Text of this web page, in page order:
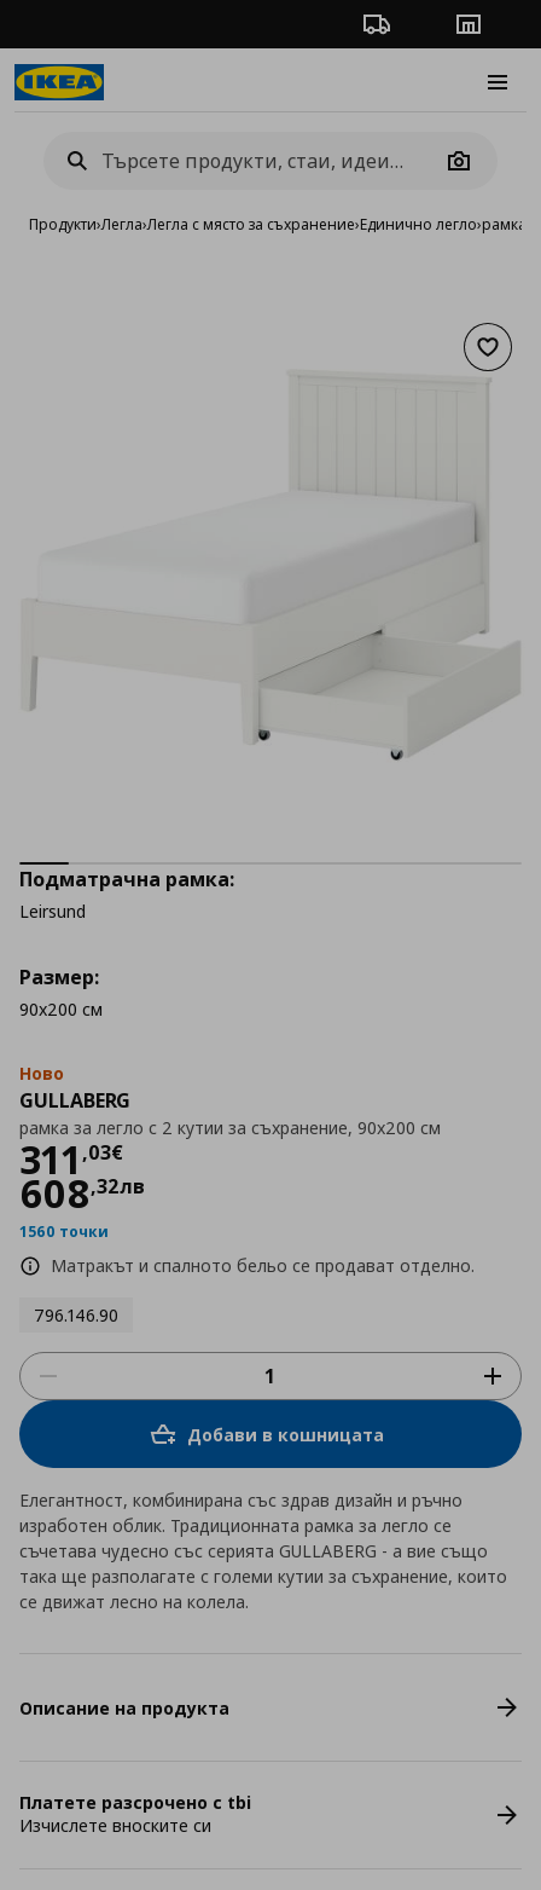
Проследяване на
Camera
Продукти›Легла›Легла с място за съхранение›Единично легло›рамка
Ново
GULLABERG
рамка за легло с 2 кутии за съхранение, 90x200 см
311 ,03€
Цена
608,32лв
1560 точки
Матракът и спалното бельо се продават отделно.
796.146.90
Подматрачна рамка:
Leirsund
Размер:
90x200 см
Добави в кошницата
Елегантност, комбинирана със здрав дизайн и ръчно
изработен облик. Традиционната рамка за легло се
съчетава чудесно със серията GULLABERG - а вие също
така ще разполагате с големи кутии за съхранение, които
се движат лесно на колела.
Описание на продукта
Платете разсрочено с tbi
Изчислете вноските си